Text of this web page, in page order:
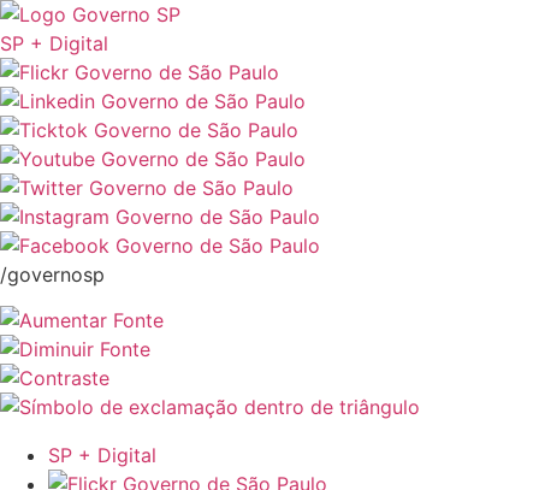
SP + Digital
/governosp
SP + Digital